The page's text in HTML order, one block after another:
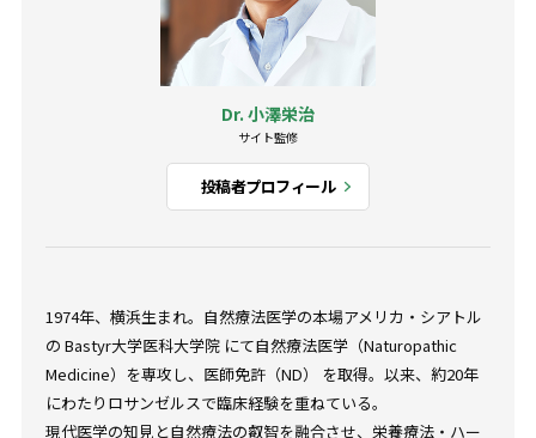
Dr. 小澤栄治
サイト監修
投稿者プロフィール
1974年、横浜生まれ。自然療法医学の本場アメリカ・シアトル
の Bastyr大学医科大学院 にて自然療法医学（Naturopathic
Medicine）を専攻し、医師免許（ND） を取得。以来、約20年
にわたりロサンゼルスで臨床経験を重ねている。
現代医学の知見と自然療法の叡智を融合させ、栄養療法・ハー